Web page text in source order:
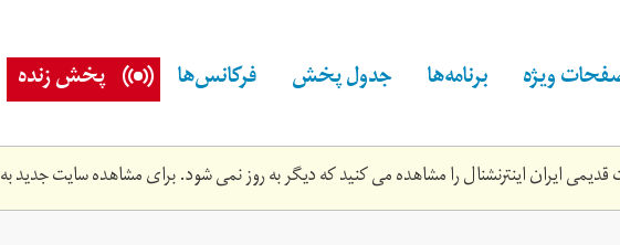
ویژه برنامه‌ها جدول پخش فرکانس‌ها پخش زنده
ایران اینترنشنال را مشاهده می کنید که دیگر به روز نمی شود. برای مشاهده سایت جدید به